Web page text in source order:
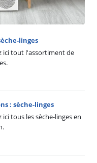
linges
ici tout l'assortiment de
: sèche-linges
ici tous les sèche-linges en